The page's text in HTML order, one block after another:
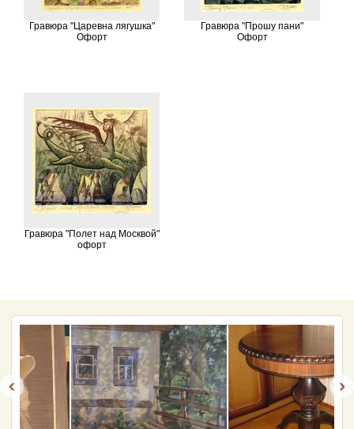
Гравюра "Царевна лягушка"
Офорт
Гравюра "Прошу пани"
Офорт
Гравюра "Полет над Москвой"
офорт
‹ ›